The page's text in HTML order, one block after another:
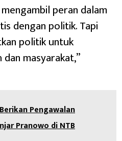
peran dalam
dengan politik. Tapi
politik untuk
masyarakat,”
Pengawalan
Pranowo di NTB